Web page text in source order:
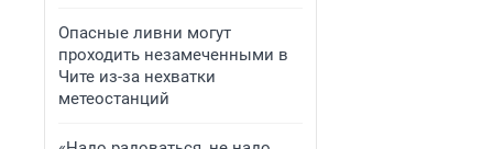
Опасные ливни могут
проходить незамеченными в
Чите из-за нехватки
метеостанций